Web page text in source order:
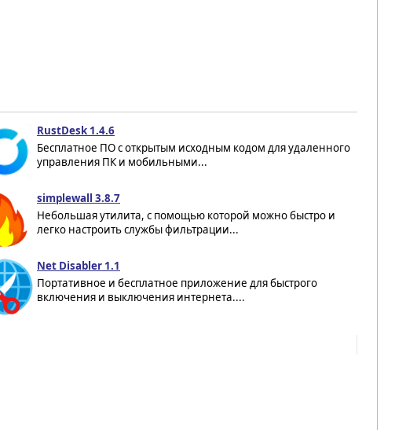
RustDesk 1.4.6
Бесплатное ПО с открытым исходным кодом для удаленного
управления ПК и мобильными...
simplewall 3.8.7
Небольшая утилита, с помощью которой можно быстро и
легко настроить службы фильтрации...
Net Disabler 1.1
Портативное и бесплатное приложение для быстрого
включения и выключения интернета....